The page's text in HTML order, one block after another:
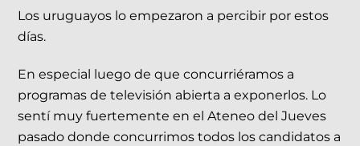
Los uruguayos lo empezaron a percibir por estos
días.
En especial luego de que concurriéramos a
programas de televisión abierta a exponerlos. Lo
sentí muy fuertemente en el Ateneo del Jueves
pasado donde concurrimos todos los candidatos a